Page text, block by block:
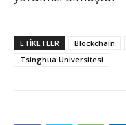
ETIKETLER Blockchain
Tsinghua Üniversitesi